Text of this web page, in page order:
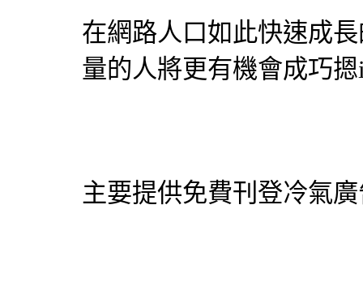
在網路人口如此快速成
量的人將更有機會成巧
主要提供免費刊登冷氣